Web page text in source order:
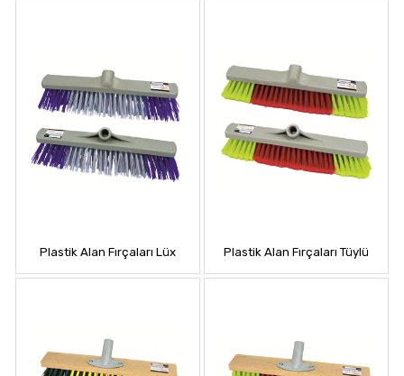
Plastik Alan Fırçaları Lüx Plastik Alan Fırçaları Tüylü